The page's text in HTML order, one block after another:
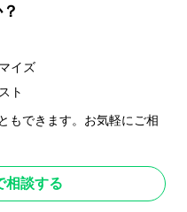
イズ
ト
もできます。お気軽にご相
相談する